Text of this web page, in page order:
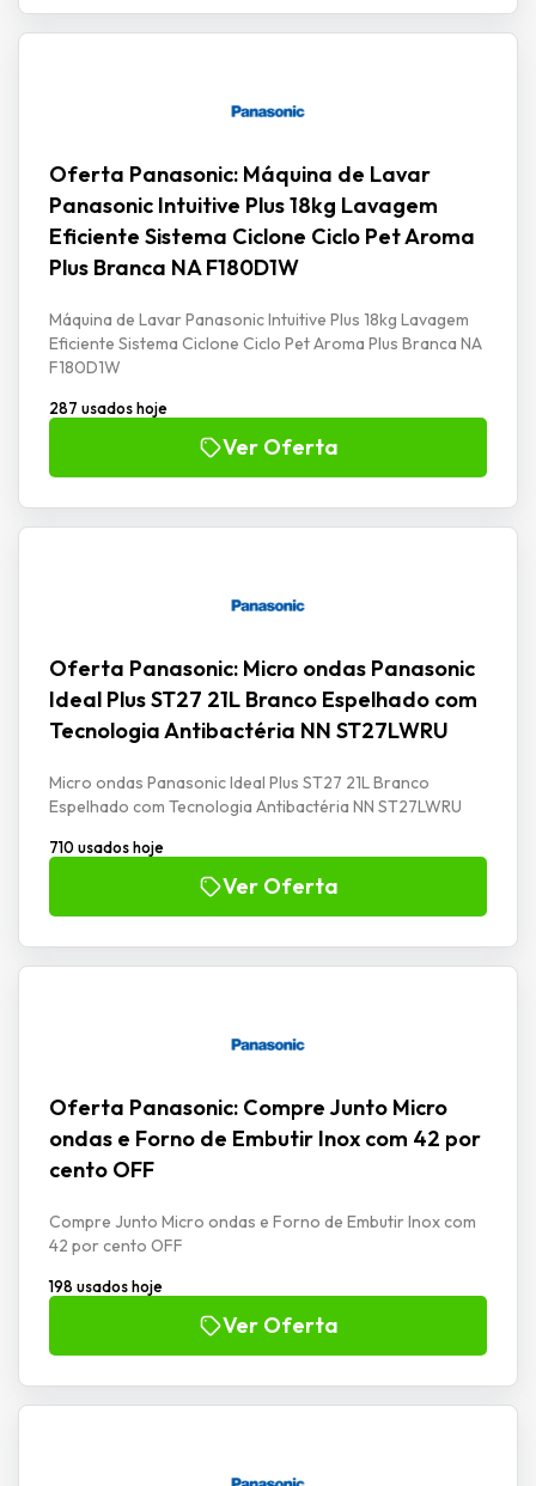
Oferta Panasonic: Máquina de Lavar
Panasonic Intuitive Plus 18kg Lavagem
Eficiente Sistema Ciclone Ciclo Pet Aroma
Plus Branca NA F180D1W
Máquina de Lavar Panasonic Intuitive Plus 18kg Lavagem
Eficiente Sistema Ciclone Ciclo Pet Aroma Plus Branca NA
F180D1W
287 usados hoje
Ver Oferta
Oferta Panasonic: Micro ondas Panasonic
Ideal Plus ST27 21L Branco Espelhado com
Tecnologia Antibactéria NN ST27LWRU
Micro ondas Panasonic Ideal Plus ST27 21L Branco
Espelhado com Tecnologia Antibactéria NN ST27LWRU
710 usados hoje
Ver Oferta
Oferta Panasonic: Compre Junto Micro
ondas e Forno de Embutir Inox com 42 por
cento OFF
Compre Junto Micro ondas e Forno de Embutir Inox com
42 por cento OFF
198 usados hoje
Ver Oferta